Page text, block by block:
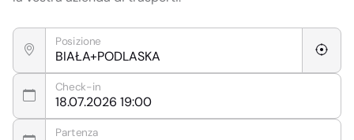
Posizione
Check-in
Partenza